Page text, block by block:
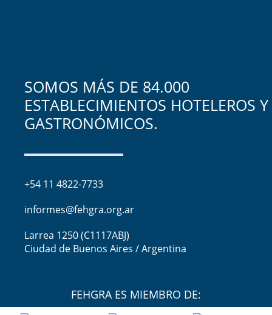
SOMOS MÁS DE 84.000
ESTABLECIMIENTOS HOTELEROS Y
GASTRONÓMICOS.
+54 11 4822-7733
informes@fehgra.org.ar
Larrea 1250 (C1117ABJ)
Ciudad de Buenos Aires / Argentina
FEHGRA ES MIEMBRO DE: